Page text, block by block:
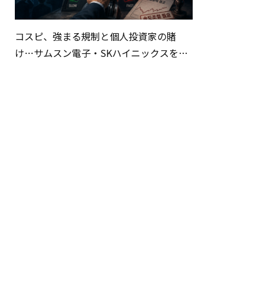
コスピ、強まる規制と個人投資家の賭
け…サムスン電子・SKハイニックスを巡